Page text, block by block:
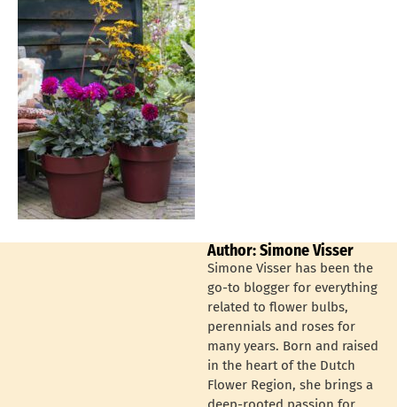
Author: Simone Visser
Simone Visser has been the
go-to blogger for everything
related to flower bulbs,
perennials and roses for
many years. Born and raised
in the heart of the Dutch
Flower Region, she brings a